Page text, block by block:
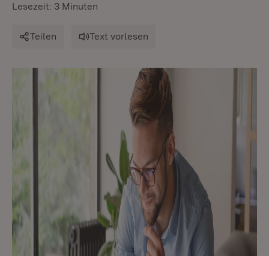
Lesezeit: 3 Minuten
Teilen Text vorlesen